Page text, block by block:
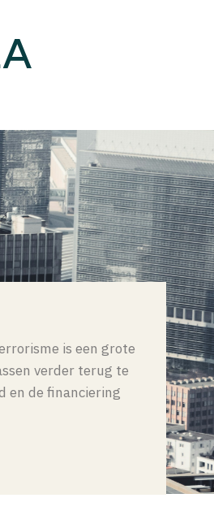
is een grote
verder terug te
en de financiering